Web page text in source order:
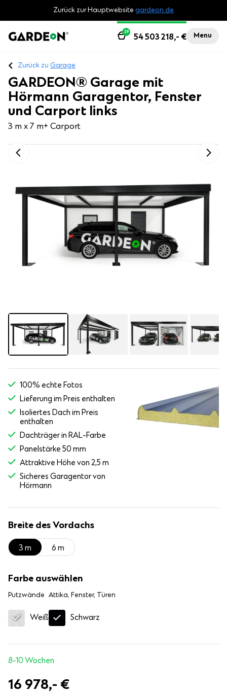
Zurück zur Hauptwebsite gardeon.de
Menu
54 503 218,- €
29
Zurück zu Garage
GARDEON® Garage mit
Hörmann Garagentor, Fenster
und Carport links
3 m x 7 m+ Carport
100% echte Fotos
Lieferung im Preis enthalten
Isoliertes Dach im Preis
enthalten
Dachträger in RAL-Farbe
Panelstärke 50 mm
Attraktive Höhe von 2,5 m
Sicheres Garagentor von
Hörmann
Breite des Vordachs
3 m 6 m
Farbe auswählen
Putzwände
Weiß
Attika, Fenster, Türen
Schwarz
8-10 Wochen
16 978,- €